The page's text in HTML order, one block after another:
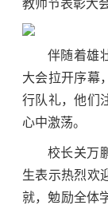
教师节表彰大会
伴随着雄
大会拉开序幕
行队礼，他们
心中激荡。
校长关万
生表示热烈欢
就，勉励全体